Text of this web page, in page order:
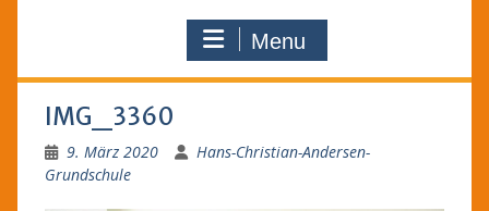
Menu
IMG_3360
9. März 2020
Hans-Christian-Andersen-
Grundschule